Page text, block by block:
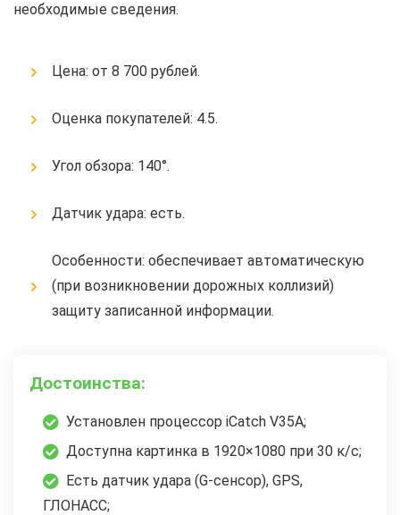
необходимые сведения.
Цена: от 8 700 рублей.
Оценка покупателей: 4.5.
Угол обзора: 140°.
Датчик удара: есть.
Особенности: обеспечивает автоматическую
(при возникновении дорожных коллизий)
защиту записанной информации.
Достоинства:
Установлен процессор iCatch V35A;
Доступна картинка в 1920×1080 при 30 к/с;
Есть датчик удара (G-сенсор), GPS,
ГЛОНАСС;